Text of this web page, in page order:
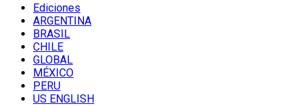
Ediciones
ARGENTINA
BRASIL
CHILE
GLOBAL
MÉXICO
PERU
US ENGLISH